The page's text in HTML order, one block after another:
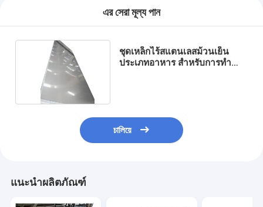
এর সেরা মূল্য পান
ชุดเหล็กไร้สแตนเลสม้วนเย็น
ประเภทอาหาร สําหรับการทํา
চালিয়ে
แนะนำผลิตภัณฑ์